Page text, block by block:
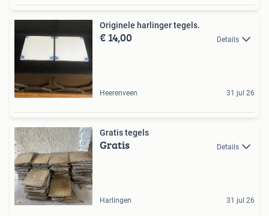
Originele harlinger tegels.
€ 14,00 Details
Heerenveen 31 jul 26
Gratis tegels
Gratis Details
Harlingen 31 jul 26